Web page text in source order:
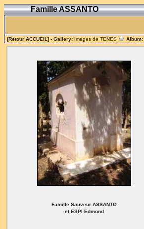
Famille ASSANTO
[Retour ACCUEIL] - Gallery: Images de TENES Album:
Famille Sauveur ASSANTO
et ESPI Edmond